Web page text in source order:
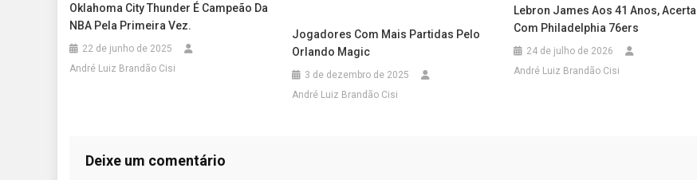
Oklahoma City Thunder É Campeão Da
NBA Pela Primeira Vez.
22 de junho de 2025
André Luiz Brandão Cisi
Jogadores Com Mais Partidas Pelo
Orlando Magic
3 de dezembro de 2025
André Luiz Brandão Cisi
Lebron James Aos 41 Anos, Acerta
Com Philadelphia 76ers
24 de julho de 2026
André Luiz Brandão Cisi
Deixe um comentário